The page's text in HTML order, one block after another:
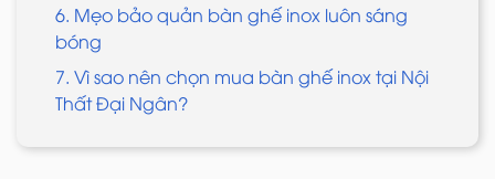
6. Mẹo bảo quản bàn ghế inox luôn sáng
bóng
7. Vì sao nên chọn mua bàn ghế inox tại Nội
Thất Đại Ngân?